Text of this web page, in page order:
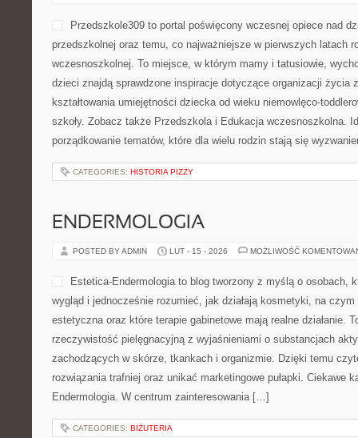
Przedszkole309 to portal poświęcony wczesnej opiece nad
przedszkolnej oraz temu, co najważniejsze w pierwszych latach
wczesnoszkolnej. To miejsce, w którym mamy i tatusiowie,
dzieci znajdą sprawdzone inspiracje dotyczące organizacji życia
kształtowania umiejętności dziecka od wieku niemowlęco-
szkoły. Zobacz także Przedszkola i Edukacja wczesnoszkolna.
porządkowanie tematów, które dla wielu rodzin stają się
CATEGORIES: HISTORIA PIZZY
ENDERMOLOGIA
POSTED BY ADMIN LUT - 15 - 2026 MOŻLIWOŚĆ
Estetica-Endermologia to blog tworzony z myślą o osobach,
wygląd i jednocześnie rozumieć, jak działają kosmetyki, na
estetyczna oraz które terapie gabinetowe mają realne działanie.
rzeczywistość pielęgnacyjną z wyjaśnieniami o substancjach
zachodzących w skórze, tkankach i organizmie. Dzięki temu
rozwiązania trafniej oraz unikać marketingowe pułapki. Ciekawe
Endermologia. W centrum zainteresowania […]
CATEGORIES: BIŻUTERIA